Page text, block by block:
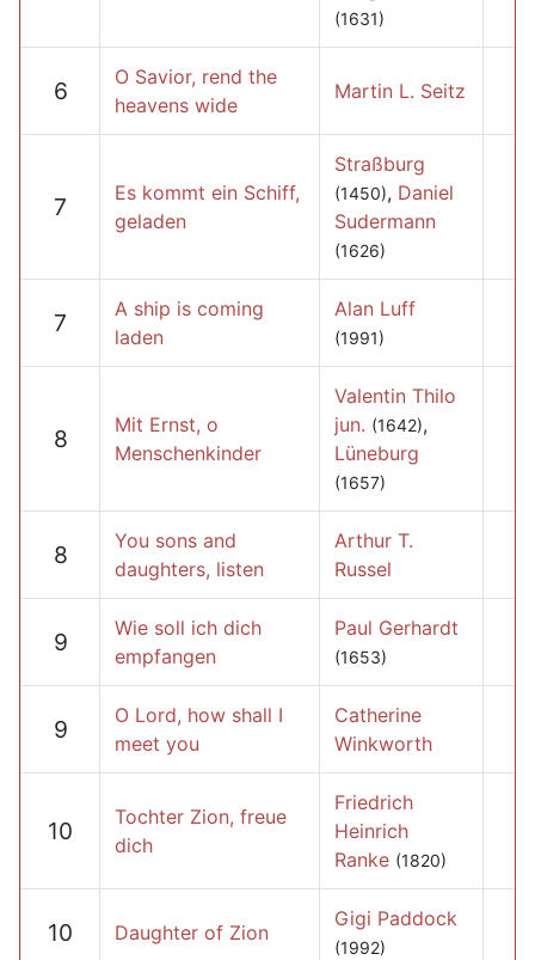
(1631)
6
O Savior, rend the
heavens wide
Martin L. Seitz
7
Es kommt ein Schiff,
geladen
Straßburg
(1450), Daniel
Sudermann
(1626)
7
A ship is coming
laden
Alan Luff
(1991)
8
Mit Ernst, o
Menschenkinder
Valentin Thilo
jun. (1642),
Lüneburg
(1657)
8
You sons and
daughters, listen
Arthur T.
Russel
9
Wie soll ich dich
empfangen
Paul Gerhardt
(1653)
9
O Lord, how shall I
meet you
Catherine
Winkworth
10
Tochter Zion, freue
dich
Friedrich
Heinrich
Ranke (1820)
10 Daughter of Zion
Gigi Paddock
(1992)